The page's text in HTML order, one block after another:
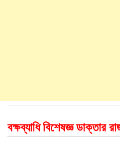
বক্ষব্যাধি বিশেষজ্ঞ ডাক্তার